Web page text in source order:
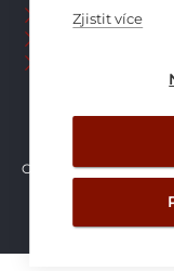
Zjistit více
Naši pracovníci
Copyright © Brilon a.s.